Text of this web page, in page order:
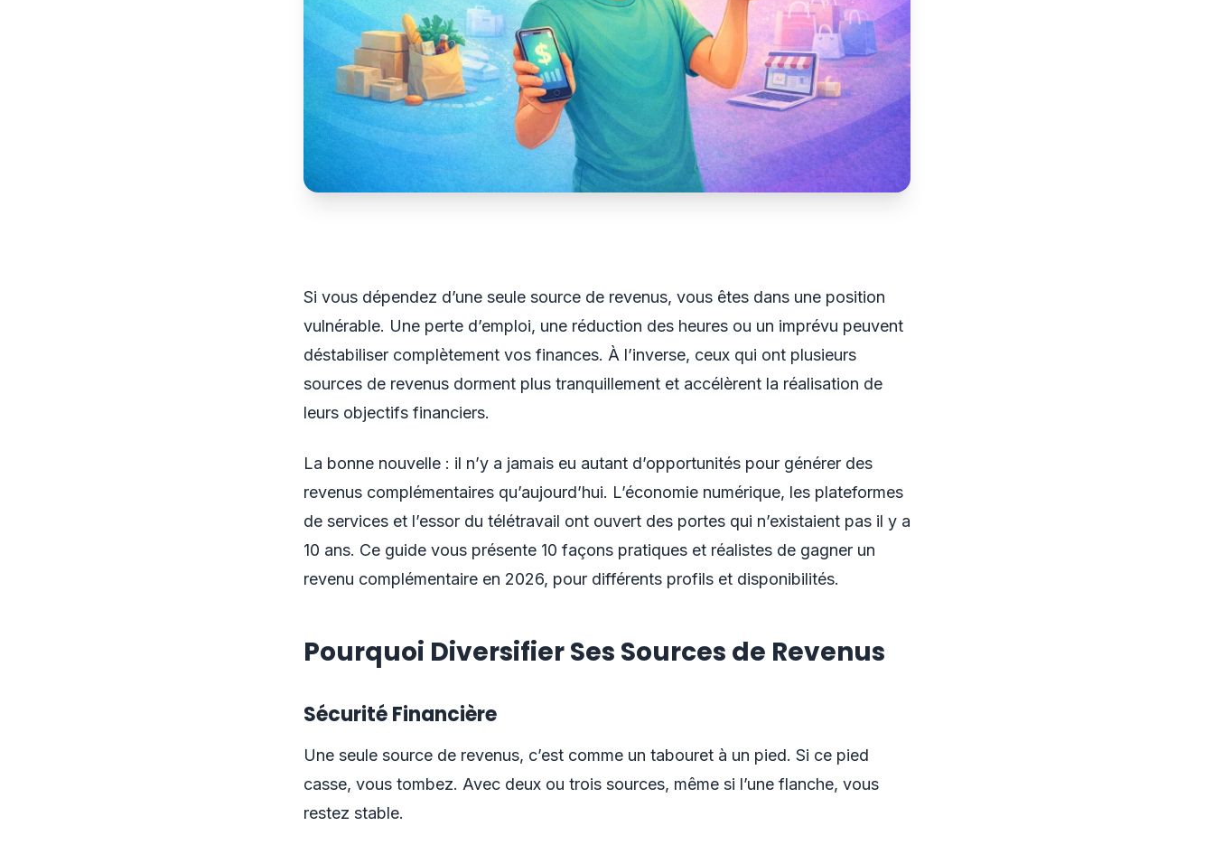
Si vous dépendez d’une seule source de revenus, vous êtes dans une position
vulnérable. Une perte d’emploi, une réduction des heures ou un imprévu peuvent
déstabiliser complètement vos finances. À l’inverse, ceux qui ont plusieurs
sources de revenus dorment plus tranquillement et accélèrent la réalisation de
leurs objectifs financiers.
La bonne nouvelle : il n’y a jamais eu autant d’opportunités pour générer des
revenus complémentaires qu’aujourd’hui. L’économie numérique, les plateformes
de services et l’essor du télétravail ont ouvert des portes qui n’existaient pas il y a
10 ans. Ce guide vous présente 10 façons pratiques et réalistes de gagner un
revenu complémentaire en 2026, pour différents profils et disponibilités.
Pourquoi Diversifier Ses Sources de Revenus
Sécurité Financière
Une seule source de revenus, c’est comme un tabouret à un pied. Si ce pied
casse, vous tombez. Avec deux ou trois sources, même si l’une flanche, vous
restez stable.